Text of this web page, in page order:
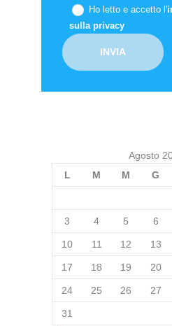
Ho letto e accetto l'
sulla privacy
Agosto
L
M M G
3 4 5 6
10 11 12 13
17 18 19 20
24 25 26 27
31